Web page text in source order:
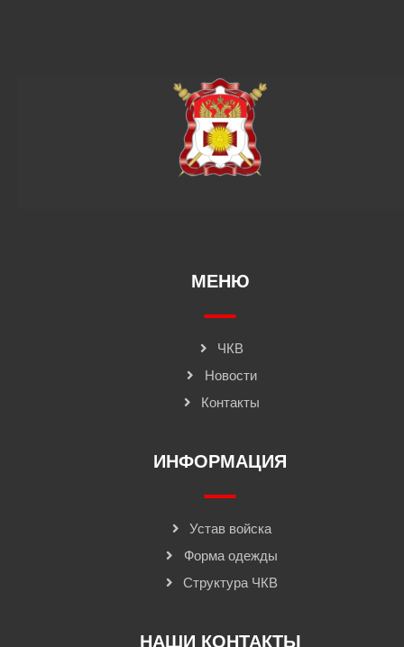
МЕНЮ
ЧКВ
Новости
Контакты
ИНФОРМАЦИЯ
Устав войска
Форма одежды
Структура ЧКВ
НАШИ КОНТАКТЫ